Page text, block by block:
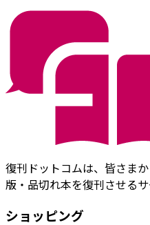
復刊ドットコムは、皆さま
版・品切れ本を復刊させるサ
ショッピング